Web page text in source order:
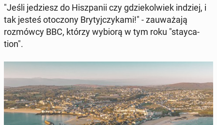
"Jeśli jedziesz do Hisz­panii czy gdziekol­wiek indziej, i
tak jesteś otoc­zony Bry­tyjczyka­mi!" - za­uważa­ją
rozmów­cy BBC, którzy wybiorą w tym roku "stay­ca­
tion".